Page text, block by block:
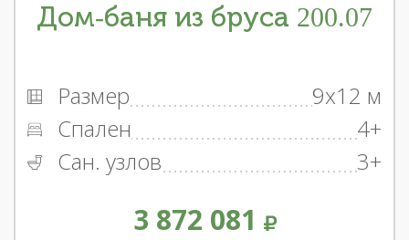
Дом-баня из бруса 200.07
Размер
9x12 м
Спален
4+
Сан. узлов
3+
3 872 081